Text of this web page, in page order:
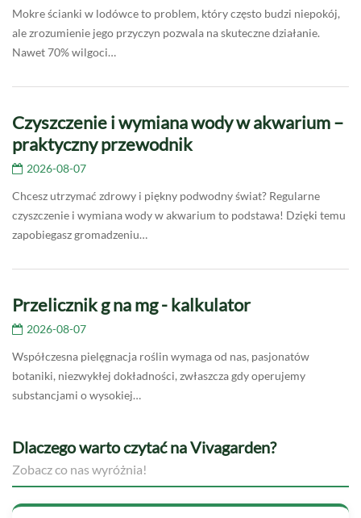
Mokre ścianki w lodówce to problem, który często budzi niepokój,
ale zrozumienie jego przyczyn pozwala na skuteczne działanie.
Nawet 70% wilgoci…
Czyszczenie i wymiana wody w akwarium –
praktyczny przewodnik
2026-08-07
Chcesz utrzymać zdrowy i piękny podwodny świat? Regularne
czyszczenie i wymiana wody w akwarium to podstawa! Dzięki temu
zapobiegasz gromadzeniu…
Przelicznik g na mg - kalkulator
2026-08-07
Współczesna pielęgnacja roślin wymaga od nas, pasjonatów
botaniki, niezwykłej dokładności, zwłaszcza gdy operujemy
substancjami o wysokiej…
Dlaczego warto czytać na Vivagarden?
Zobacz co nas wyróżnia!